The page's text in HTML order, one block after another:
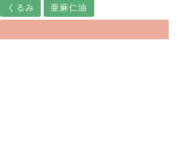
くるみ 亜麻仁油